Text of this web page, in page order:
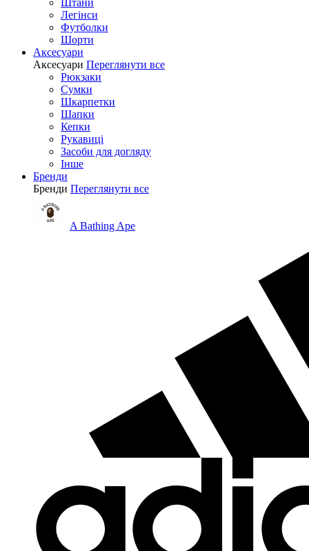
Штани
Легінси
Футболки
Шорти
Аксесуари
Аксесуари Переглянути все
Рюкзаки
Сумки
Шкарпетки
Шапки
Кепки
Рукавиці
Засоби для догляду
Інше
Бренди
Бренди Переглянути все
A Bathing Ape